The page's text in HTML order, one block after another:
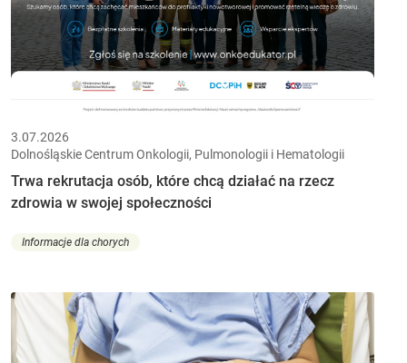
3.07.2026
Dolnośląskie Centrum Onkologii, Pulmonologii i Hematologii
Trwa rekrutacja osób, które chcą działać na rzecz
zdrowia w swojej społeczności
Informacje dla chorych